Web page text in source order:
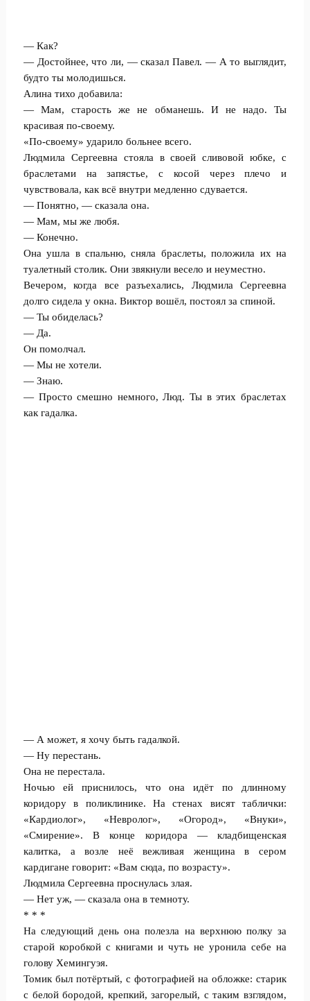
— Как?
— Достойнее, что ли, — сказал Павел. — А то выглядит,
будто ты молодишься.
Алина тихо добавила:
— Мам, старость же не обманешь. И не надо. Ты
красивая по-своему.
«По-своему» ударило больнее всего.
Людмила Сергеевна стояла в своей сливовой юбке, с
браслетами на запястье, с косой через плечо и
чувствовала, как всё внутри медленно сдувается.
— Понятно, — сказала она.
— Мам, мы же любя.
— Конечно.
Она ушла в спальню, сняла браслеты, положила их на
туалетный столик. Они звякнули весело и неуместно.
Вечером, когда все разъехались, Людмила Сергеевна
долго сидела у окна. Виктор вошёл, постоял за спиной.
— Ты обиделась?
— Да.
Он помолчал.
— Мы не хотели.
— Знаю.
— Просто смешно немного, Люд. Ты в этих браслетах
как гадалка.
— А может, я хочу быть гадалкой.
— Ну перестань.
Она не перестала.
Ночью ей приснилось, что она идёт по длинному
коридору в поликлинике. На стенах висят таблички:
«Кардиолог», «Невролог», «Огород», «Внуки»,
«Смирение». В конце коридора — кладбищенская
калитка, а возле неё вежливая женщина в сером
кардигане говорит: «Вам сюда, по возрасту».
Людмила Сергеевна проснулась злая.
— Нет уж, — сказала она в темноту.
* * *
На следующий день она полезла на верхнюю полку за
старой коробкой с книгами и чуть не уронила себе на
голову Хемингуэя.
Томик был потёртый, с фотографией на обложке: старик
с белой бородой, крепкий, загорелый, с таким взглядом,